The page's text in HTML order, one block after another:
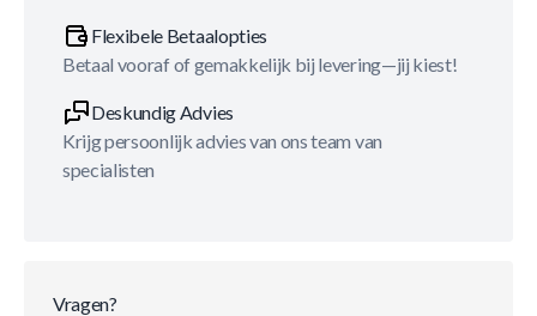
Flexibele Betaalopties
Betaal vooraf of gemakkelijk bij levering—jij kiest!
Deskundig Advies
Krijg persoonlijk advies van ons team van
specialisten
Vragen?